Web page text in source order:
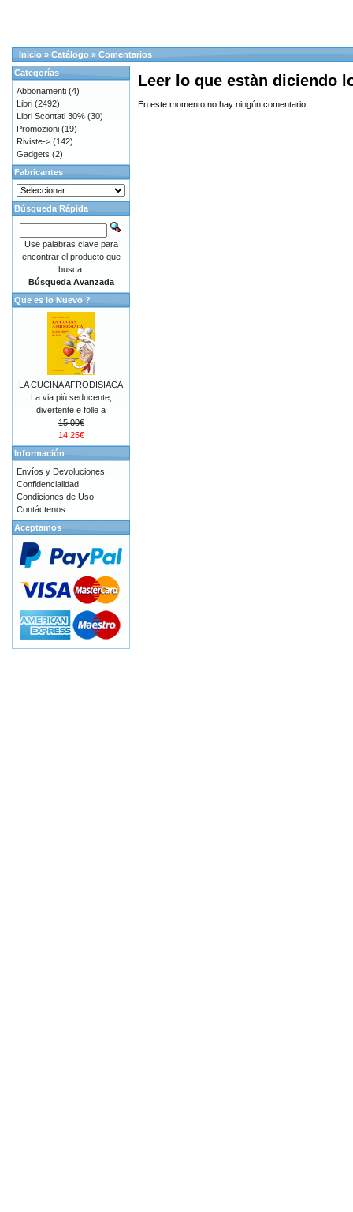
Inicio » Catálogo » Comentarios
Leer lo que estàn diciendo
En este momento no hay ningún comentario.
Categorías
Abbonamenti (4)
Libri (2492)
Libri Scontati 30% (30)
Promozioni (19)
Riviste-> (142)
Gadgets (2)
Fabricantes
Búsqueda Rápida
Use palabras clave para
encontrar el producto que
busca.
Búsqueda Avanzada
Que es lo Nuevo ?
LA CUCINA AFRODISIACA
La via più seducente,
divertente e folle a
15.00€
14.25€
Información
Envíos y Devoluciones
Confidencialidad
Condiciones de Uso
Contáctenos
Aceptamos